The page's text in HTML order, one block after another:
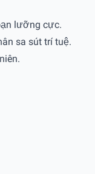
lưỡng cực.
sa sút trí tuệ.